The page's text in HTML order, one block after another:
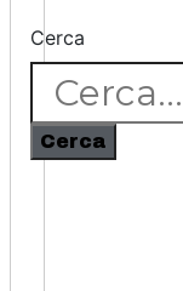
Cerca
Cerca